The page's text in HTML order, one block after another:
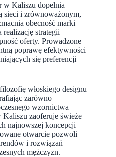
Kaliszu dopełnia
sieci i zrównoważonym,
obecność marki
realizację strategii
oferty. Prowadzone
poprawę efektywności
się preferencji
włoskiego designu
zarówno
wzornictwa
zaoferuje świeże
najnowszej koncepcji
otwarcie pozwoli
i rozwiązań
mężczyzn.